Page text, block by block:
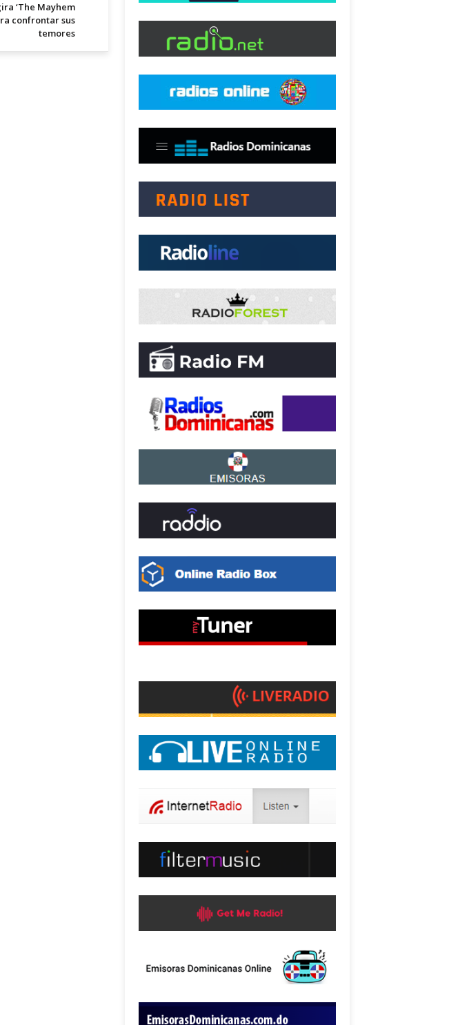
‘The Mayhem
confrontar sus
temores